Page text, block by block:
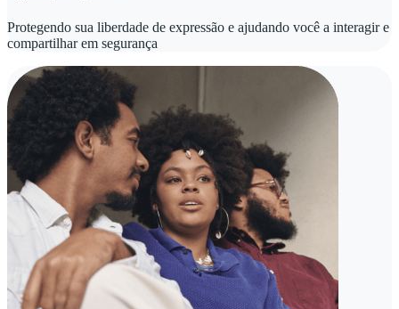
Protegendo sua liberdade de expressão e ajudando você a interagir e
compartilhar em segurança